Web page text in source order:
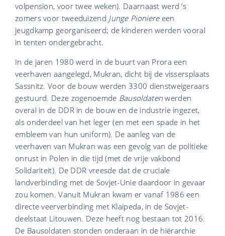
volpension, voor twee weken). Daarnaast werd ’s
zomers voor tweeduizend Junge Pioniere een
jeugdkamp georganiseerd; de kinderen werden vooral
in tenten ondergebracht.
In de jaren 1980 werd in de buurt van Prora een
veerhaven aangelegd, Mukran, dicht bij de vissersplaats
Sassnitz. Voor de bouw werden 3300 dienstweigeraars
gestuurd. Deze zogenoemde Bausoldatenwerden
overal in de DDR in de bouw en de industrie ingezet,
als onderdeel van het leger (en met een spade in het
embleem van hun uniform). De aanleg van de
veerhaven van Mukran was een gevolg van de politieke
onrust in Polen in die tijd (met de vrije vakbond
Solidariteit). De DDR vreesde dat de cruciale
landverbinding met de Sovjet-Unie daardoor in gevaar
zou komen. Vanuit Mukran kwam er vanaf 1986 een
directe veerverbinding met Klaipeda, in de Sovjet-
deelstaat Litouwen. Deze heeft nog bestaan tot 2016.
De Bausoldaten stonden onderaan in de hiërarchie